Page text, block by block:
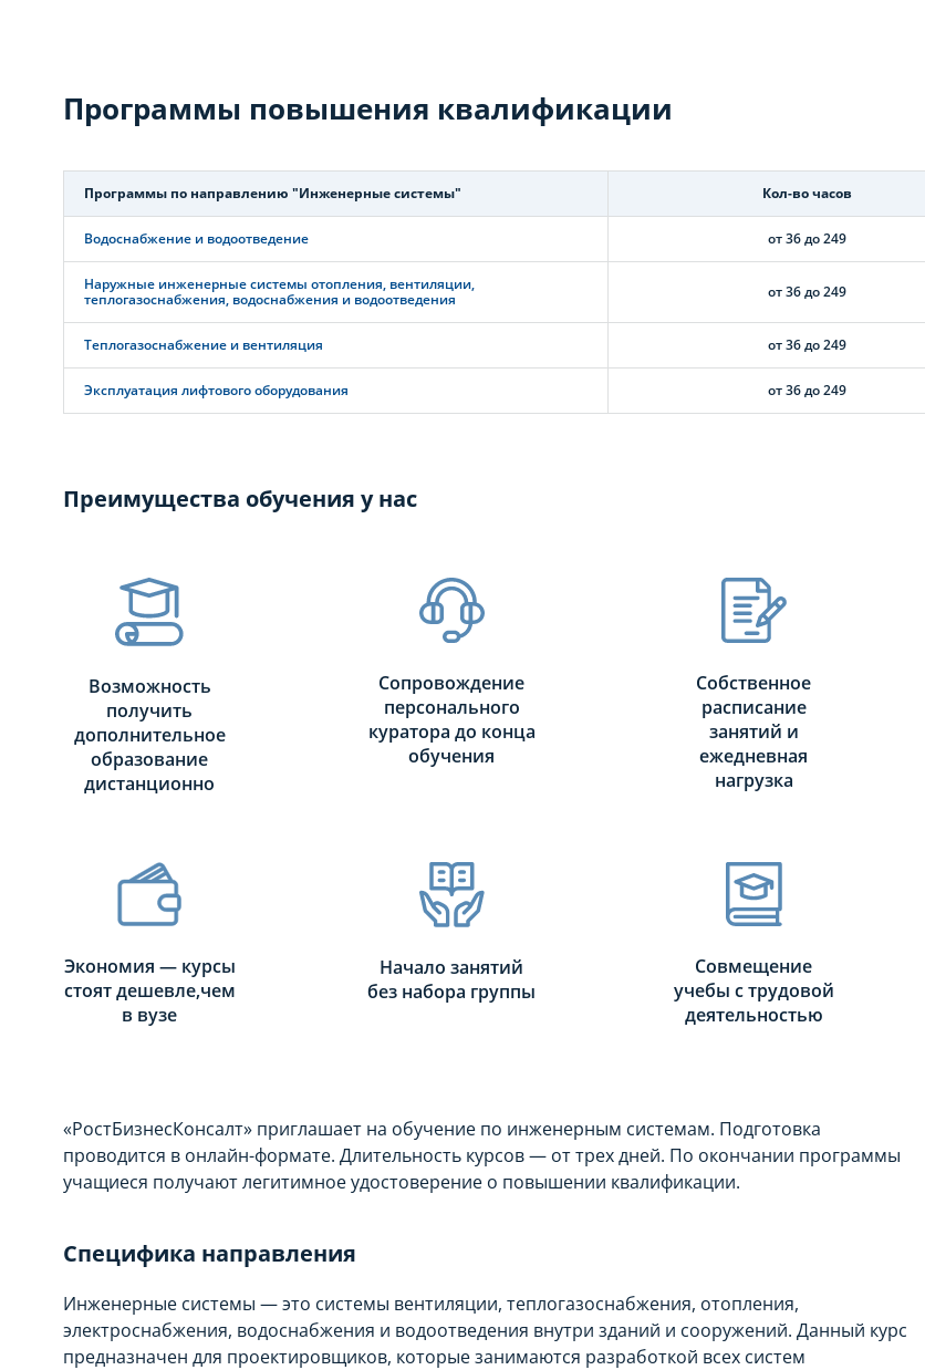
Программы повышения квалификации
Программы по направлению "Инженерные системы" Кол-во часов
Водоснабжение и водоотведение от 36 до 249
Наружные инженерные системы отопления, вентиляции,
теплогазоснабжения, водоснабжения и водоотведения
от 36 до 249
Теплогазоснабжение и вентиляция от 36 до 249
Эксплуатация лифтового оборудования от 36 до 249
Преимущества обучения у нас
Возможность
получить
дополнительное
образование
дистанционно
Сопровождение
персонального
куратора до конца
обучения
Собственное
расписание
занятий и
ежедневная
нагрузка
Экономия — курсы
стоят дешевле,чем
в вузе
Начало занятий
без набора группы
Совмещение
учебы с трудовой
деятельностью
«РостБизнесКонсалт» приглашает на обучение по инженерным системам. Подготовка
проводится в онлайн-формате. Длительность курсов — от трех дней. По окончании программы
учащиеся получают легитимное удостоверение о повышении квалификации.
Специфика направления
Инженерные системы — это системы вентиляции, теплогазоснабжения, отопления,
электроснабжения, водоснабжения и водоотведения внутри зданий и сооружений. Данный курс
предназначен для проектировщиков, которые занимаются разработкой всех систем